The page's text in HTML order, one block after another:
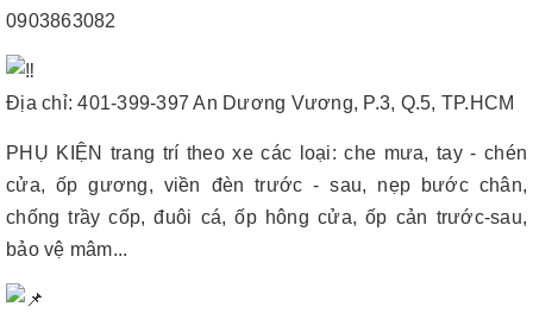
0903863082
Địa chỉ: 401-399-397 An Dương Vương, P.3, Q.5, TP.HCM
PHỤ KIỆN trang trí theo xe các loại: che mưa, tay - chén
cửa, ốp gương, viền đèn trước - sau, nẹp bước chân,
chống trầy cốp, đuôi cá, ốp hông cửa, ốp cản trước-sau,
bảo vệ mâm...